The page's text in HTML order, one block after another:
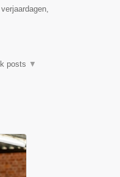
posts ▼